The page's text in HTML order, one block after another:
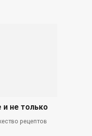
и не только
рецептов